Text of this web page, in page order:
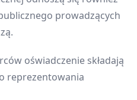
prowadzących
oświadczenie składają
reprezentowania